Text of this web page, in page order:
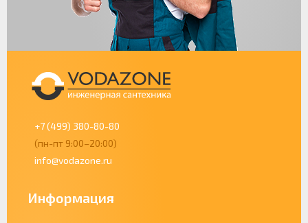
+7 (499) 380-80-80
(пн-пт 9:00–20:00)
info@vodazone.ru
Информация